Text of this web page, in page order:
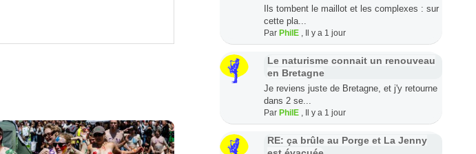
Ils tombent le maillot et les complexes : sur
cette pla...
Par PhilE , Il y a 1 jour
Le naturisme connait un renouveau
en Bretagne
Je reviens juste de Bretagne, et j'y retourne
dans 2 se...
Par PhilE , Il y a 1 jour
RE: ça brûle au Porge et La Jenny